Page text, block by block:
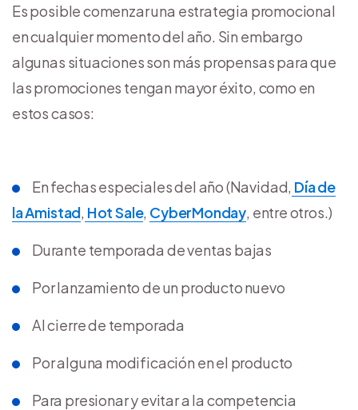
Es posible comenzar una estrategia promocional
en cualquier momento del año. Sin embargo
algunas situaciones son más propensas para que
las promociones tengan mayor éxito, como en
estos casos:
En fechas especiales del año (Navidad, Día de
la Amistad, Hot Sale, CyberMonday, entre otros.)
Durante temporada de ventas bajas
Por lanzamiento de un producto nuevo
Al cierre de temporada
Por alguna modificación en el producto
Para presionar y evitar a la competencia